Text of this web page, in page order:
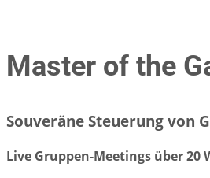
Master of the
Souveräne Steuerung von
Live Gruppen-Meetings über 20